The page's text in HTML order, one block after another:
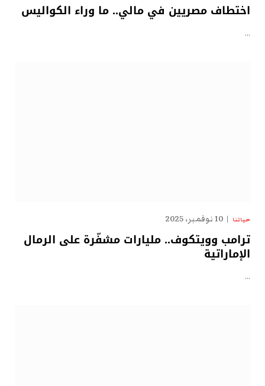
اختطاف مصريين في مالي.. ما وراء الكواليس
…
حياتنا 10 نوفمبر، 2025
ترامب وويتكوف.. مليارات مشفّرة على الرمال
الإماراتية
…